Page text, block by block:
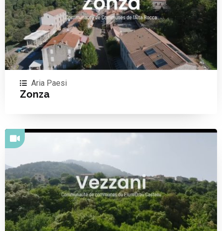
Aria Paesi
Zonza